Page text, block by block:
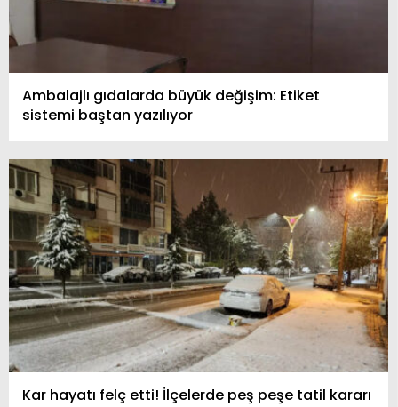
Ambalajlı gıdalarda büyük değişim: Etiket
sistemi baştan yazılıyor
Kar hayatı felç etti! İlçelerde peş peşe tatil kararı